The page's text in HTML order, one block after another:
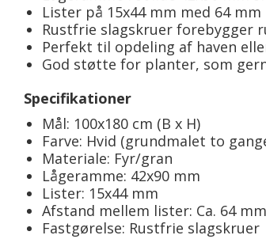
Lister på 15x44 mm med 64
Rustfrie slagskruer forebygger
Perfekt til opdeling af haven
God støtte for planter, som
Specifikationer
Mål: 100x180 cm (B x H)
Farve: Hvid (grundmalet to
Materiale: Fyr/gran
Lågeramme: 42x90 mm
Lister: 15x44 mm
Afstand mellem lister: Ca. 64 mm
Fastgørelse: Rustfrie slagskruer